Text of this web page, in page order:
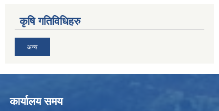
कृषि गतिविधिहरु
अन्य
कार्यालय समय